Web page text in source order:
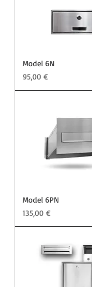
Model 6N
Preis
95,00 €
Model 6PN
Preis
135,00 €